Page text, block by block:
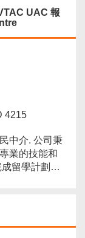
UAC 報
4215
中介. 公司秉
業的技能和
留學計劃和
上都穩妥升